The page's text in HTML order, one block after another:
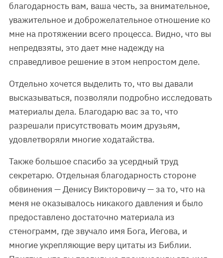
благодарность вам, ваша честь, за внимательное,
уважительное и доброжелательное отношение ко
мне на протяжении всего процесса. Видно, что вы
непредвзяты, это дает мне надежду на
справедливое решение в этом непростом деле.
Отдельно хочется выделить то, что вы давали
высказываться, позволяли подробно исследовать
материалы дела. Благодарю вас за то, что
разрешали присутствовать моим друзьям,
удовлетворяли многие ходатайства.
Также большое спасибо за усердный труд
секретарю. Отдельная благодарность стороне
обвинения — Денису Викторовичу — за то, что на
меня не оказывалось никакого давления и было
предоставлено достаточно материала из
стенограмм, где звучало имя Бога, Иегова, и
многие укрепляющие веру цитаты из Библии.